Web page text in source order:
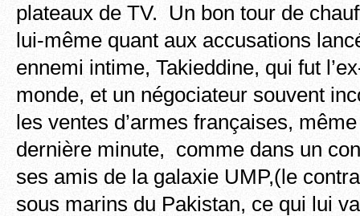
plateaux de TV. Un bon tour de
lui-même quant aux accusations
ennemi intime, Takieddine, qui fut
monde, et un négociateur souvent
les ventes d’armes françaises,
dernière minute, comme dans un
ses amis de la galaxie UMP,(le
sous marins du Pakistan, ce qui lui